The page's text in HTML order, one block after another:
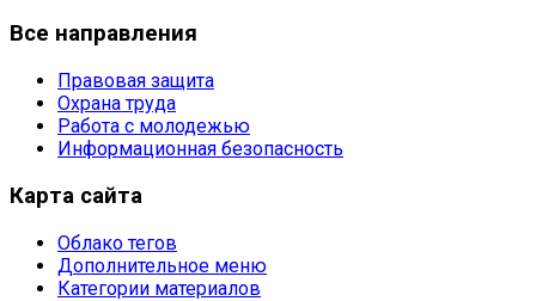
Все направления
Правовая защита
Охрана труда
Работа с молодежью
Информационная безопасность
Карта сайта
Облако тегов
Дополнительное меню
Категории материалов